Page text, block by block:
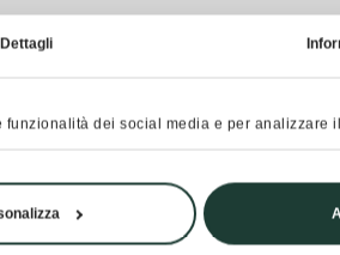
Dettagli
dei social media e per analizzare